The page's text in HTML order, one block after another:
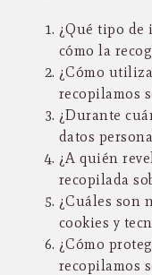
¿Qué tipo de
cómo la
¿Cómo
recopilamos
¿Durante
datos
¿A quién
recopilada
¿Cuáles son
cookies y
¿Cómo
recopilamos